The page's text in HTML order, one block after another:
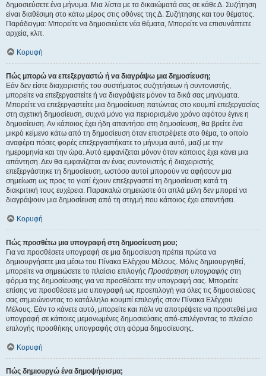
δημοσιεύσετε ένα μήνυμα. Μια λίστα με τα δικαιώματά σας σε κάθε Δ. Συζήτηση
είναι διαθέσιμη στο κάτω μέρος στις οθόνες της Δ. Συζήτησης και του θέματος.
Παράδειγμα: Μπορείτε να δημοσιεύετε νέα θέματα, Μπορείτε να επισυνάπτετε
αρχεία, κλπ.
Κορυφή
Πώς μπορώ να επεξεργαστώ ή να διαγράψω μια δημοσίευση;
Εάν δεν είστε διαχειριστής του συστήματος συζητήσεων ή συντονιστής,
μπορείτε να επεξεργαστείτε ή να διαγράψετε μόνον τα δικά σας μηνύματα.
Μπορείτε να επεξεργαστείτε μια δημοσίευση πατώντας στο κουμπί επεξεργασίας
στη σχετική δημοσίευση, συχνά μόνο για περιορισμένο χρόνο αφότου έγινε η
δημοσίευση. Αν κάποιος έχει ήδη απαντήσει στη δημοσίευση, θα βρείτε ένα
μικρό κείμενο κάτω από τη δημοσίευση όταν επιστρέψετε στο θέμα, το οποίο
αναφέρει πόσες φορές επεξεργαστήκατε το μήνυμα αυτό, μαζί με την
ημερομηνία και την ώρα. Αυτό εμφανίζεται μόνον όταν κάποιος έχει κάνει μια
απάντηση. Δεν θα εμφανίζεται αν ένας συντονιστής ή διαχειριστής
επεξεργάστηκε τη δημοσίευση, ωστόσο αυτοί μπορούν να αφήσουν μια
σημείωση ως προς το γιατί έχουν επεξεργαστεί τη δημοσίευση κατά τη
διακριτική τους ευχέρεια. Παρακαλώ σημειώστε ότι απλά μέλη δεν μπορεί να
διαγράψουν μια δημοσίευση από τη στιγμή που κάποιος έχει απαντήσει.
Κορυφή
Πώς προσθέτω μια υπογραφή στη δημοσίευση μου;
Για να προσθέσετε υπογραφή σε μια δημοσίευση πρέπει πρώτα να
δημιουργήσετε μια μέσω του Πίνακα Ελέγχου Μέλους. Μόλις δημιουργηθεί,
μπορείτε να σημειώσετε το πλαίσιο επιλογής Προσάρτηση υπογραφής στη
φόρμα της δημοσίευσης για να προσθέσετε την υπογραφή σας. Μπορείτε
επίσης να προσθέσετε μια υπογραφή ως προεπιλογή για όλες τις δημοσιεύσεις
σας σημειώνοντας το κατάλληλο κουμπί επιλογής στον Πίνακα Ελέγχου
Μέλους. Εάν το κάνετε αυτό, μπορείτε και πάλι να αποτρέψετε να προστεθεί μια
υπογραφή σε κάποιες μεμονωμένες δημοσιεύσεις από-επιλέγοντας το πλαίσιο
επιλογής προσθήκης υπογραφής στη φόρμα δημοσίευσης.
Κορυφή
Πώς δημιουργώ ένα δημοψήφισμα;